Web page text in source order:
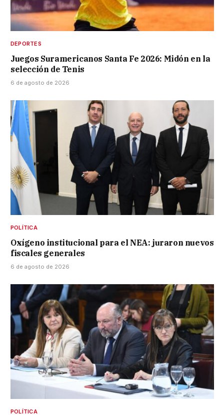
DEPORTES
Juegos Suramericanos Santa Fe 2026: Midón en la
selección de Tenis
6 de agosto de 2026
POLÍTICA
Oxígeno institucional para el NEA: juraron nuevos
fiscales generales
6 de agosto de 2026
POLÍTICA